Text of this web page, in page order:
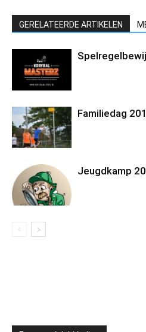
GERELATEERDE ARTIKELEN
Familiedag
Jeugdkamp